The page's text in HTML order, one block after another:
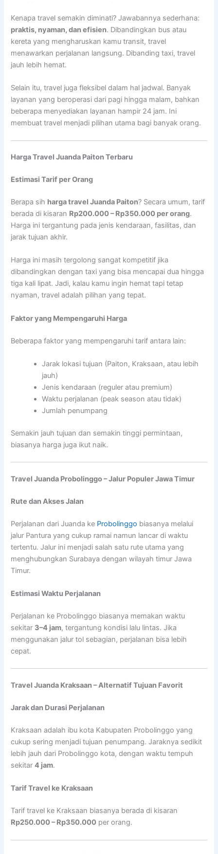
Kenapa travel semakin diminati? Jawabannya sederhana:
praktis, nyaman, dan efisien. Dibandingkan bus atau
kereta yang mengharuskan kamu transit, travel
menawarkan perjalanan langsung. Dibanding taxi, travel
jauh lebih hemat.
Selain itu, travel juga fleksibel dalam hal jadwal. Banyak
layanan yang beroperasi dari pagi hingga malam, bahkan
beberapa menyediakan layanan hampir 24 jam. Ini
membuat travel menjadi pilihan utama bagi banyak orang.
Harga Travel Juanda Paiton Terbaru
Estimasi Tarif per Orang
Berapa sih harga travel Juanda Paiton? Secara umum, tarif
berada di kisaran Rp200.000 – Rp350.000 per orang.
Harga ini tergantung pada jenis kendaraan, fasilitas, dan
jarak tujuan akhir.
Harga ini masih tergolong sangat kompetitif jika
dibandingkan dengan taxi yang bisa mencapai dua hingga
tiga kali lipat. Jadi, kalau kamu ingin hemat tapi tetap
nyaman, travel adalah pilihan yang tepat.
Faktor yang Mempengaruhi Harga
Beberapa faktor yang mempengaruhi tarif antara lain:
Jarak lokasi tujuan (Paiton, Kraksaan, atau lebih
jauh)
Jenis kendaraan (reguler atau premium)
Waktu perjalanan (peak season atau tidak)
Jumlah penumpang
Semakin jauh tujuan dan semakin tinggi permintaan,
biasanya harga juga ikut naik.
Travel Juanda Probolinggo – Jalur Populer Jawa Timur
Rute dan Akses Jalan
Perjalanan dari Juanda ke Probolinggo biasanya melalui
jalur Pantura yang cukup ramai namun lancar di waktu
tertentu. Jalur ini menjadi salah satu rute utama yang
menghubungkan Surabaya dengan wilayah timur Jawa
Timur.
Estimasi Waktu Perjalanan
Perjalanan ke Probolinggo biasanya memakan waktu
sekitar 3–4 jam, tergantung kondisi lalu lintas. Jika
menggunakan jalur tol sebagian, perjalanan bisa lebih
cepat.
Travel Juanda Kraksaan – Alternatif Tujuan Favorit
Jarak dan Durasi Perjalanan
Kraksaan adalah ibu kota Kabupaten Probolinggo yang
cukup sering menjadi tujuan penumpang. Jaraknya sedikit
lebih jauh dari Probolinggo kota, dengan waktu tempuh
sekitar4 jam.
Tarif Travel ke Kraksaan
Tarif travel ke Kraksaan biasanya berada di kisaran
Rp250.000 – Rp350.000 per orang.